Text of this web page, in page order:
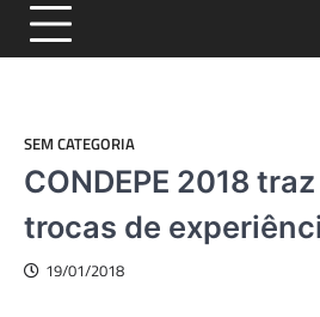
SEM CATEGORIA
CONDEPE 2018
trocas de
19/01/2018